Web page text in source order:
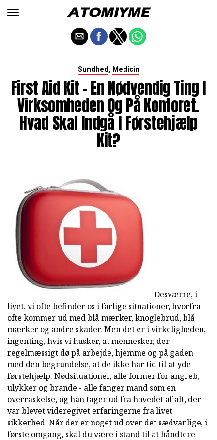
Sundhed, Medicin
First Aid Kit - En Nødvendig Ting I
Virksomheden Og På Kontoret.
Hvad Skal Indgå I Førstehjælp
Kit?
Desværre, i
livet, vi ofte befinder os i farlige situationer, hvorfra
ofte kommer ud med blå mærker, knoglebrud, blå
mærker og andre skader. Men det er i virkeligheden,
ingenting, hvis vi husker, at mennesker, der
regelmæssigt dø på arbejde, hjemme og på gaden
med den begrundelse, at de ikke har tid til at yde
førstehjælp. Nødsituationer, alle former for angreb,
ulykker og brande - alle fanger mand som en
overraskelse, og han tager ud fra hovedet af alt, der
var blevet videregivet erfaringerne fra livet
sikkerhed. Når der er noget ud over det sædvanlige, i
første omgang, skal du være i stand til at håndtere